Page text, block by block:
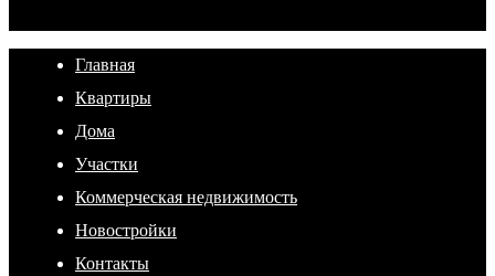
Главная
Квартиры
Дома
Участки
Коммерческая недвижимость
Новостройки
Контакты